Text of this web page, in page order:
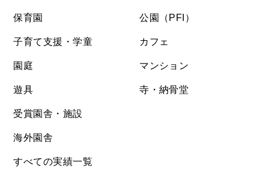
保育園
子育て支援・学童
園庭
遊具
受賞園舎・施設
海外園舎
すべての実績一覧
公園（PFI）
カフェ
マンション
寺・納骨堂